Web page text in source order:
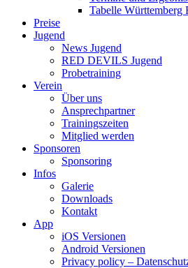
Tabelle Württemberg
Preise
Jugend
News Jugend
RED DEVILS Jugend
Probetraining
Verein
Über uns
Ansprechpartner
Trainingszeiten
Mitglied werden
Sponsoren
Sponsoring
Infos
Galerie
Downloads
Kontakt
App
iOS Versionen
Android Versionen
Privacy policy –